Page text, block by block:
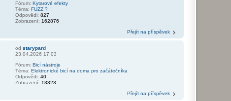
Fórum:Kytarové efekty
Téma:FUZZ ?
Odpovědi:827
Zobrazení: 162876
Přejít na příspěvek
odstarypard
23.04.2026 17:03
Fórum:Bicí nástroje
Téma:Elektronické bicí na doma pro začátečníka
Odpovědi:40
Zobrazení: 13323
Přejít na příspěvek